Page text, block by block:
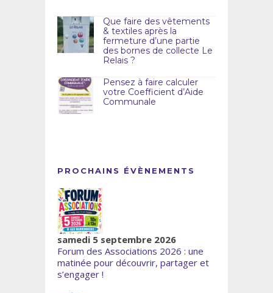
Que faire des vêtements
& textiles après la
fermeture d’une partie
des bornes de collecte Le
Relais ?
Pensez à faire calculer
votre Coefficient d’Aide
Communale
PROCHAINS ÉVÈNEMENTS
samedi 5 septembre 2026
Forum des Associations 2026 : une
matinée pour découvrir, partager et
s’engager !